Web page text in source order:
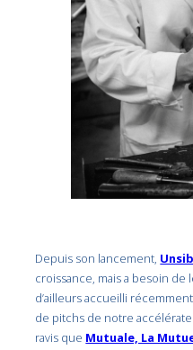
Depuis son lancement,
croissance, mais a besoin de
d’ailleurs accueilli
de pitchs de notre
ravis que Mutuale, La